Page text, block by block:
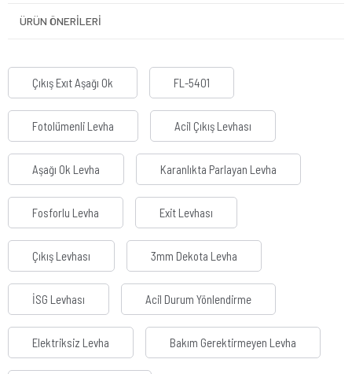
ÜRÜN ÖNERILERI
Çıkış Exıt Aşağı Ok FL-5401
Fotolümenli Levha Acil Çıkış Levhası
Aşağı Ok Levha Karanlıkta Parlayan Levha
Fosforlu Levha Exit Levhası
Çıkış Levhası 3mm Dekota Levha
İSG Levhası Acil Durum Yönlendirme
Elektriksiz Levha Bakım Gerektirmeyen Levha